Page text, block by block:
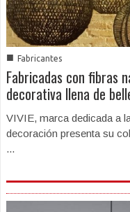
■ Fabricantes
Fabricadas con fibras
decorativa llena de
VIVIE, marca dedicada a
decoración presenta su
...